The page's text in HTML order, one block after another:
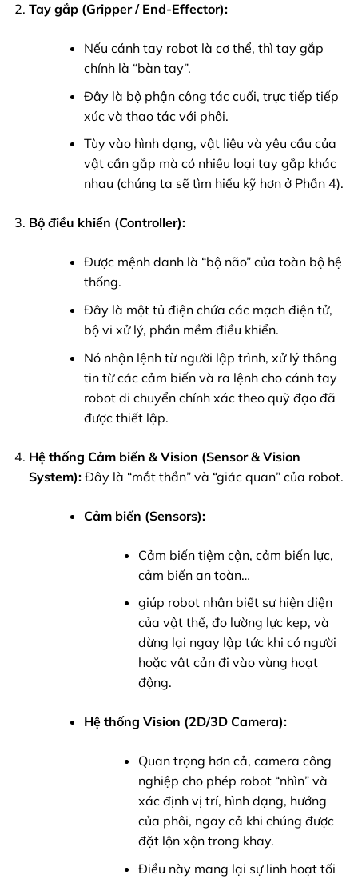
Tay gắp (Gripper / End-Effector):
Nếu cánh tay robot là cơ thể, thì tay gắp
chính là “bàn tay”.
Đây là bộ phận công tác cuối, trực tiếp tiếp
xúc và thao tác với phôi.
Tùy vào hình dạng, vật liệu và yêu cầu của
vật cần gắp mà có nhiều loại tay gắp khác
nhau (chúng ta sẽ tìm hiểu kỹ hơn ở Phần 4).
Bộ điều khiển (Controller):
Được mệnh danh là “bộ não” của toàn bộ hệ
thống.
Đây là một tủ điện chứa các mạch điện tử,
bộ vi xử lý, phần mềm điều khiển.
Nó nhận lệnh từ người lập trình, xử lý thông
tin từ các cảm biến và ra lệnh cho cánh tay
robot di chuyển chính xác theo quỹ đạo đã
được thiết lập.
Hệ thống Cảm biến & Vision (Sensor & Vision
System):Đây là “mắt thần” và “giác quan” của robot.
Cảm biến (Sensors):
Cảm biến tiệm cận, cảm biến lực,
cảm biến an toàn…
giúp robot nhận biết sự hiện diện
của vật thể, đo lường lực kẹp, và
dừng lại ngay lập tức khi có người
hoặc vật cản đi vào vùng hoạt
động.
Hệ thống Vision (2D/3D Camera):
Quan trọng hơn cả, camera công
nghiệp cho phép robot “nhìn” và
xác định vị trí, hình dạng, hướng
của phôi, ngay cả khi chúng được
đặt lộn xộn trong khay.
Điều này mang lại sự linh hoạt tối